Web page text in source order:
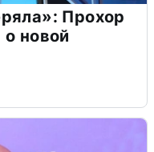
Прохор
новой